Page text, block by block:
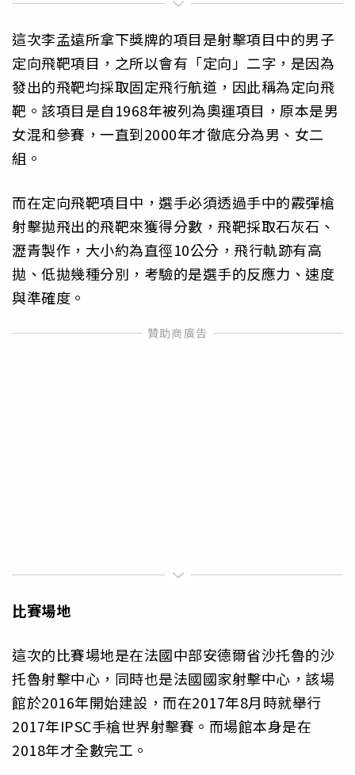
這次李孟遠所拿下獎牌的項目是射擊項目中的男子
定向飛靶項目，之所以會有「定向」二字，是因為
發出的飛靶均採取固定飛行航道，因此稱為定向飛
靶。該項目是自1968年被列為奧運項目，原本是男
女混和參賽，一直到2000年才徹底分為男、女二
組。
而在定向飛靶項目中，選手必須透過手中的霰彈槍
射擊拋飛出的飛靶來獲得分數，飛靶採取石灰石、
瀝青製作，大小約為直徑10公分，飛行軌跡有高
拋、低拋幾種分別，考驗的是選手的反應力、速度
與準確度。
比賽場地
這次的比賽場地是在法國中部安德爾省沙托魯的沙
托魯射擊中心，同時也是法國國家射擊中心，該場
館於2016年開始建設，而在2017年8月時就舉行
2017年IPSC手槍世界射擊賽。而場館本身是在
2018年才全數完工。